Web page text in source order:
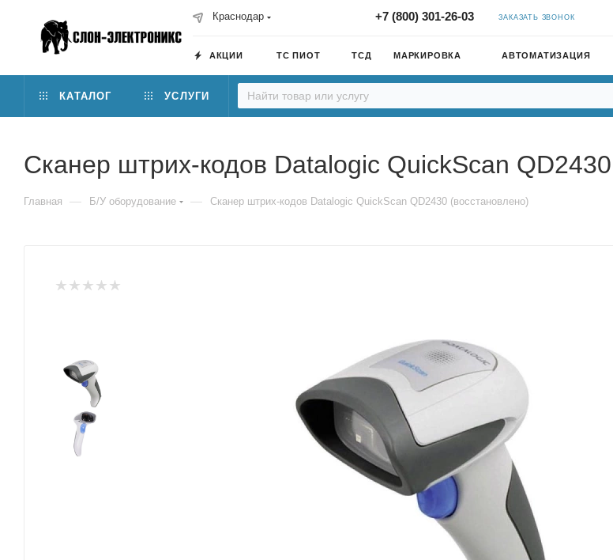
Краснодар +7 (800) 301-26-03 ЗАКАЗАТЬ ЗВОНОК
АКЦИИ ТС ПИОТ ТСД МАРКИРОВКА АВТОМАТИЗАЦИЯ
КАТАЛОГ УСЛУГИ
Сканер штрих-кодов Datalogic QuickScan
Главная — Б/У оборудование — Сканер штрих-кодов Datalogic QuickScan QD2430 (восстановлено)